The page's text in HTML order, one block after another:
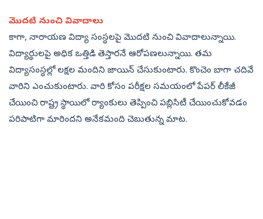
మొదటి నుంచి వివాదాలు
కాగా, నారాయణ విద్యా సంస్థలపై మొదటి నుంచి వివాదాలున్నాయి.
విద్యార్థులపై అధిక ఒత్తిడి తెస్తారనే ఆరోపణలున్నాయి. తమ
విద్యాసంస్థల్లో లక్షల మందిని జాయిన్‌ చేసుకుంటారు. కొంచెం బాగా చదివే
వారిని ఎంచుకుంటారు. వారి కోసం పరీక్షల సమయంలో పేపర్‌ లీకేజీ
చేయించి రాష్ట్ర స్థాయిలో ర్యాంకులు తెప్పించి పబ్లిసిటీ చేయించుకోవడం
పరిపాటిగా మారిందని అనేకమంది చెబుతున్న మాట.